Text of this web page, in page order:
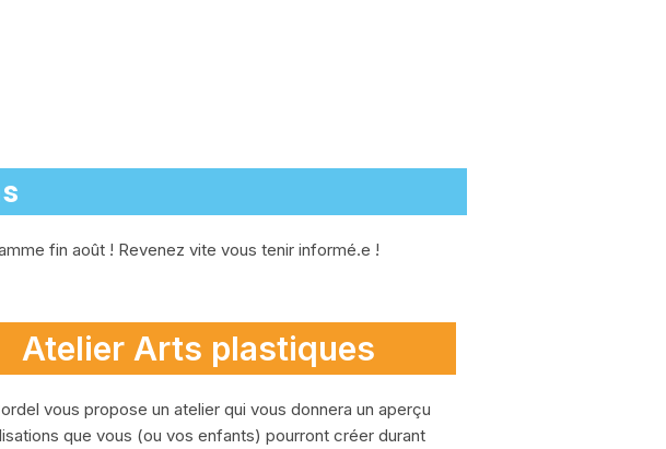
fin août ! Revenez vite vous tenir informé.e !
Atelier Arts plastiques
vous propose un atelier qui vous donnera un aperçu
que vous (ou vos enfants) pourront créer durant